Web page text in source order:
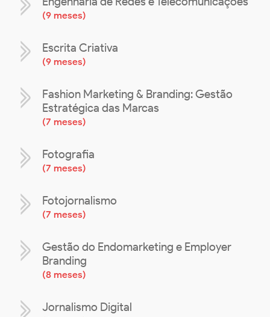
(9 meses)
Escrita Criativa
(9 meses)
Fashion Marketing & Branding: Gestão
Estratégica das Marcas
(7 meses)
Fotografia
(7 meses)
Fotojornalismo
(7 meses)
Gestão do Endomarketing e Employer
Branding
(8 meses)
Jornalismo Digital